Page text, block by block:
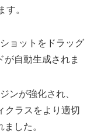
す。
ョットをドラッグ
が自動生成されま
ンが強化され、
クラスをより適切
した。